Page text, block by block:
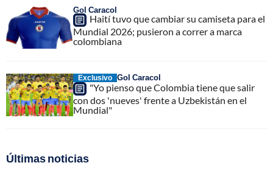
Gol Caracol
Haití tuvo que cambiar su camiseta para el
Mundial 2026; pusieron a correr a marca
colombiana
Exclusivo Gol Caracol
"Yo pienso que Colombia tiene que salir
con dos 'nueves' frente a Uzbekistán en el
Mundial"
Últimas noticias